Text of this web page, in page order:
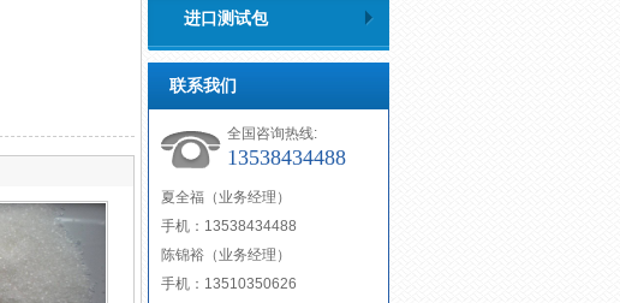
进口测试包
联系我们
全国咨询热线:
13538434488
夏全福（业务经理）
手机：13538434488
陈锦裕（业务经理）
手机：13510350626